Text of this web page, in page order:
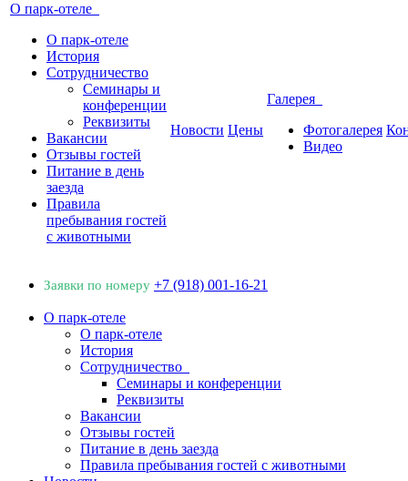
О парк-отеле
О парк-отеле
История
Сотрудничество
Семинары и
конференции
Реквизиты
Вакансии
Отзывы гостей
Питание в день
заезда
Правила
пребывания гостей
с животными
Новости Цены
Галерея
Фотогалерея
Видео
Заявки по номеру +7 (918) 001-16-21
О парк-отеле
О парк-отеле
История
Сотрудничество
Семинары и конференции
Реквизиты
Вакансии
Отзывы гостей
Питание в день заезда
Правила пребывания гостей с животными